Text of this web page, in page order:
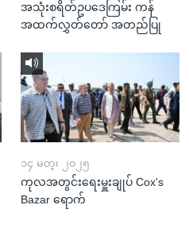
အသုံးစရိတ်ဥပဒေကြမ်း ကန်
အထက်လွှတ်တော် အတည်ပြု
၁၄ မတ္၊ ၂၀၂၅
ကုလအတွင်းရေးမှူးချုပ် Cox's
Bazar ရောက်